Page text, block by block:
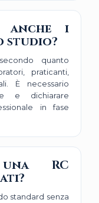
anche i
quanto
praticanti,
È necessario
e dichiarare
in fase
RC
standard senza